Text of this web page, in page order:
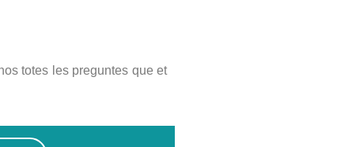
totes les preguntes que et